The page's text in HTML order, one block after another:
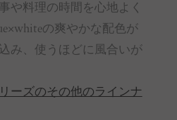
や料理の時間を心地よく
の爽やかな配色が
み、使うほどに風合いが
ーズのその他のラインナ